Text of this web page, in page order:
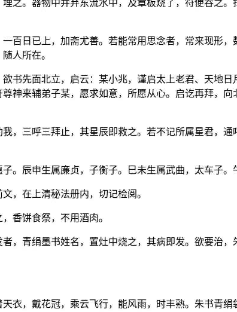
之。器物中并弃东流水中，及章板烧了，符便吞之
百日已上，加斋尤善。若能常用思念者，常来现形
人所在。
书先面北立，启云：某小兆，谨启太上老君、天地
神来辅弟子某，愿求如意，所愿从心。启讫再拜，
，三呼三拜止，其星辰即救之。若不记所属星君，
。辰申生属廉贞，子衡子。巳未生属武曲，太车子。
，在上清秘法册内，切记检阅。
香饼食祭，不用酒肉。
，青绢墨书姓名，置灶中烧之，其病即发。欲要治
衣，戴花冠，乘云飞行，能风雨，时丰熟。朱书青绢